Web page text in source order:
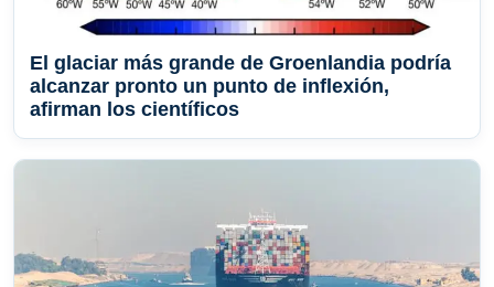
El glaciar más grande de Groenlandia podría
alcanzar pronto un punto de inflexión,
afirman los científicos